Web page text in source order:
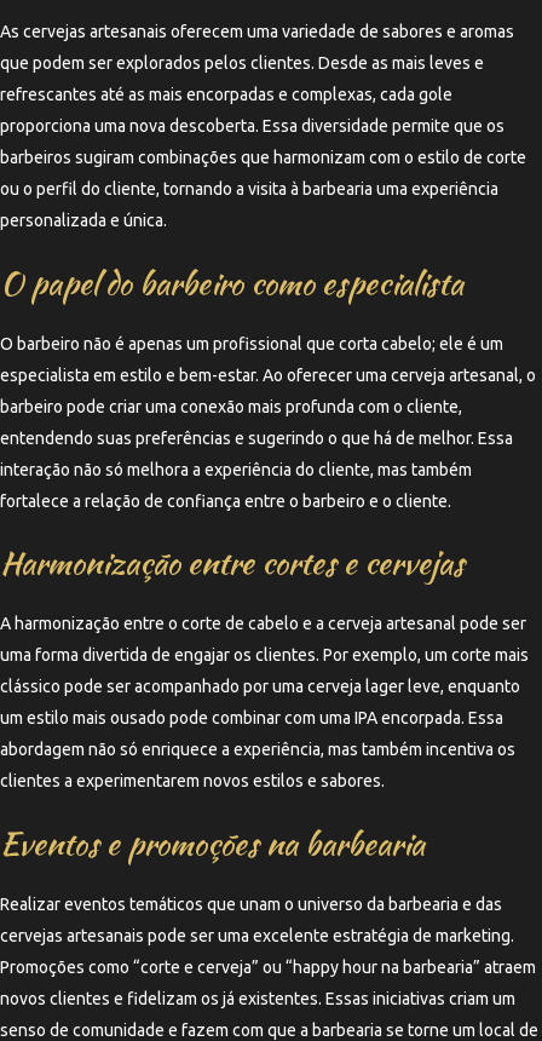
As cervejas artesanais oferecem uma variedade de sabores e aromas
que podem ser explorados pelos clientes. Desde as mais leves e
refrescantes até as mais encorpadas e complexas, cada gole
proporciona uma nova descoberta. Essa diversidade permite que os
barbeiros sugiram combinações que harmonizam com o estilo de corte
ou o perfil do cliente, tornando a visita à barbearia uma experiência
personalizada e única.
O papel do barbeiro como especialista
O barbeiro não é apenas um profissional que corta cabelo; ele é um
especialista em estilo e bem-estar. Ao oferecer uma cerveja artesanal, o
barbeiro pode criar uma conexão mais profunda com o cliente,
entendendo suas preferências e sugerindo o que há de melhor. Essa
interação não só melhora a experiência do cliente, mas também
fortalece a relação de confiança entre o barbeiro e o cliente.
Harmonização entre cortes e cervejas
A harmonização entre o corte de cabelo e a cerveja artesanal pode ser
uma forma divertida de engajar os clientes. Por exemplo, um corte mais
clássico pode ser acompanhado por uma cerveja lager leve, enquanto
um estilo mais ousado pode combinar com uma IPA encorpada. Essa
abordagem não só enriquece a experiência, mas também incentiva os
clientes a experimentarem novos estilos e sabores.
Eventos e promoções na barbearia
Realizar eventos temáticos que unam o universo da barbearia e das
cervejas artesanais pode ser uma excelente estratégia de marketing.
Promoções como “corte e cerveja” ou “happy hour na barbearia” atraem
novos clientes e fidelizam os já existentes. Essas iniciativas criam um
senso de comunidade e fazem com que a barbearia se torne um local de